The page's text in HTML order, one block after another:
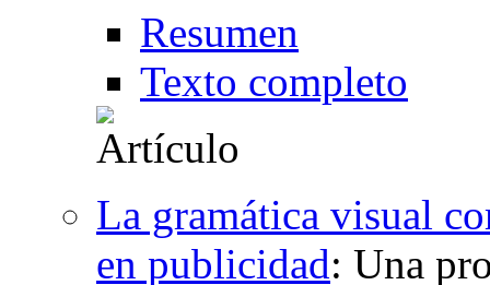
Resumen
Texto completo
La gramática visual
en publicidad: Una